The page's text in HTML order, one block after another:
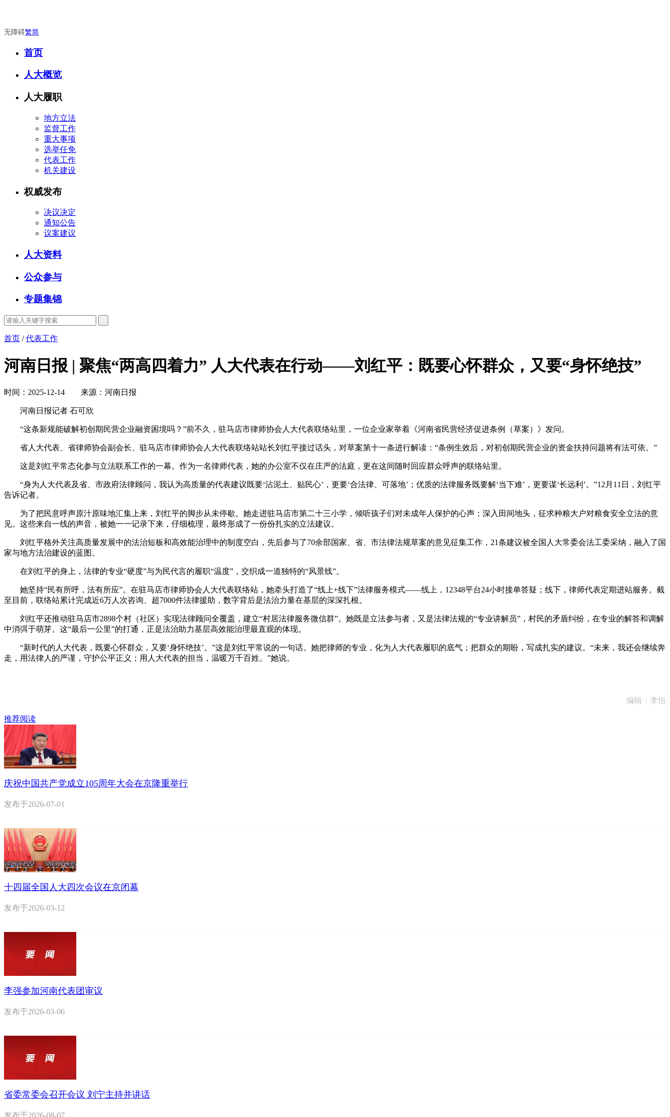
无障碍繁简
首页
人大概览
人大履职
地方立法
监督工作
重大事项
选举任免
代表工作
机关建设
权威发布
决议决定
通知公告
议案建议
人大资料
公众参与
专题集锦
首页 /代表工作
河南日报 | 聚焦“两高四着力” 人大代表在行动——刘红平：既要心怀群众，又要“身怀绝技”
时间：2025-12-14 来源：河南日报
河南日报记者 石可欣
“这条新规能破解初创期民营企业融资困境吗？”前不久，驻马店市律师协会人大代表联络站里，一位企业家举着《河南省民营经济促进条例（草案）》发问。
省人大代表、省律师协会副会长、驻马店市律师协会人大代表联络站站长刘红平接过话头，对草案第十一条进行解读：“条例生效后，对初创期民营企业的资金扶持问题将有法可依。”
这是刘红平常态化参与立法联系工作的一幕。作为一名律师代表，她的办公室不仅在庄严的法庭，更在这间随时回应群众呼声的联络站里。
“身为人大代表及省、市政府法律顾问，我认为高质量的代表建议既要‘沾泥土、贴民心’，更要‘合法律、可落地’；优质的法律服务既要解‘当下难’，更要谋‘长远利’。”12月11日，刘红平
告诉记者。
为了把民意呼声原汁原味地汇集上来，刘红平的脚步从未停歇。她走进驻马店市第二十三小学，倾听孩子们对未成年人保护的心声；深入田间地头，征求种粮大户对粮食安全立法的意
见。这些来自一线的声音，被她一一记录下来，仔细梳理，最终形成了一份份扎实的立法建议。
刘红平格外关注高质量发展中的法治短板和高效能治理中的制度空白，先后参与了70余部国家、省、市法律法规草案的意见征集工作，21条建议被全国人大常委会法工委采纳，融入了国
家与地方法治建设的蓝图。
在刘红平的身上，法律的专业“硬度”与为民代言的履职“温度”，交织成一道独特的“风景线”。
她坚持“民有所呼，法有所应”。在驻马店市律师协会人大代表联络站，她牵头打造了“线上+线下”法律服务模式——线上，12348平台24小时接单答疑；线下，律师代表定期进站服务。截
至目前，联络站累计完成近6万人次咨询、超7000件法律援助，数字背后是法治力量在基层的深深扎根。
刘红平还推动驻马店市2898个村（社区）实现法律顾问全覆盖，建立“村居法律服务微信群”。她既是立法参与者，又是法律法规的“专业讲解员”，村民的矛盾纠纷，在专业的解答和调解
中消弭于萌芽。这“最后一公里”的打通，正是法治助力基层高效能治理最直观的体现。
“新时代的人大代表，既要心怀群众，又要‘身怀绝技’。”这是刘红平常说的一句话。她把律师的专业，化为人大代表履职的底气；把群众的期盼，写成扎实的建议。“未来，我还会继续奔
走，用法律人的严谨，守护公平正义；用人大代表的担当，温暖万千百姓。”她说。
编辑：李恒
推荐阅读
庆祝中国共产党成立105周年大会在京隆重举行
发布于2026-07-01
十四届全国人大四次会议在京闭幕
发布于2026-03-12
李强参加河南代表团审议
发布于2026-03-06
省委常委会召开会议 刘宁主持并讲话
发布于2026-08-07